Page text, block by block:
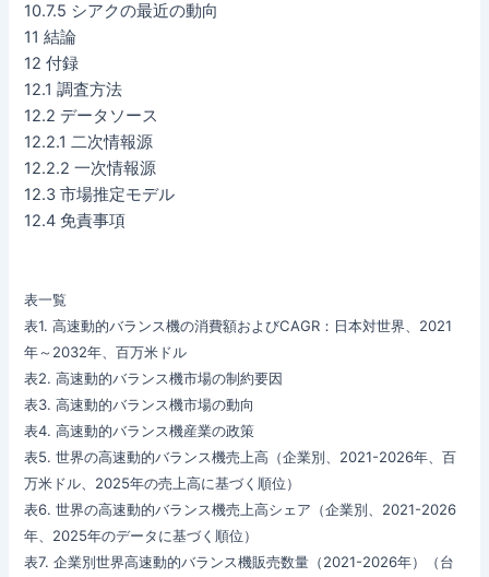
10.7.5 シアクの最近の動向
11 結論
12 付録
12.1 調査方法
12.2 データソース
12.2.1 二次情報源
12.2.2 一次情報源
12.3 市場推定モデル
12.4 免責事項
表一覧
表1. 高速動的バランス機の消費額およびCAGR：日本対世界、2021
年～2032年、百万米ドル
表2. 高速動的バランス機市場の制約要因
表3. 高速動的バランス機市場の動向
表4. 高速動的バランス機産業の政策
表5. 世界の高速動的バランス機売上高（企業別、2021-2026年、百
万米ドル、2025年の売上高に基づく順位）
表6. 世界の高速動的バランス機売上高シェア（企業別、2021-2026
年、2025年のデータに基づく順位）
表7. 企業別世界高速動的バランス機販売数量（2021-2026年）（台